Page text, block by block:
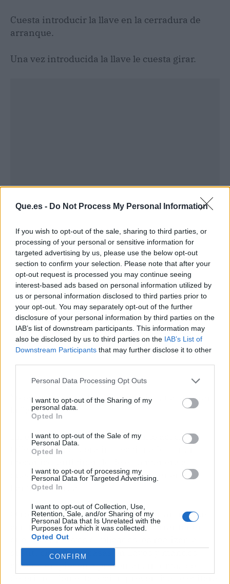
Que.es - Do Not Process My Personal Information
If you wish to opt-out of the sale, sharing to third parties, or
processing of your personal or sensitive information for
targeted advertising by us, please use the below opt-out
section to confirm your selection. Please note that after your
opt-out request is processed you may continue seeing
interest-based ads based on personal information utilized by
us or personal information disclosed to third parties prior to
your opt-out. You may separately opt-out of the further
disclosure of your personal information by third parties on the
IAB’s list of downstream participants. This information may
also be disclosed by us to third parties on the IAB’s List of
Downstream Participants that may further disclose it to other
Personal Data Processing Opt Outs
I want to opt-out of the Sharing of my
personal data.
Opted In
I want to opt-out of the Sale of my
Personal Data.
Opted In
I want to opt-out of processing my
Personal Data for Targeted Advertising.
Opted In
I want to opt-out of Collection, Use,
Retention, Sale, and/or Sharing of my
Personal Data that Is Unrelated with the
Purposes for which it was collected.
Opted Out
CONFIRM
Cuesta introducir la llave en la cerradura de
arranque.
Una vez introducida la llave le cuesta girar.
Publicidad
Se escucha algún tipo de ruido inusual al girar
la llave.
En estos casos, sería conveniente acudir al
taller para que fuera inspeccionado por un
quedarse tirado con el vehículo y tener que
llamar a la grúa.
Otro de los mantenimientos importantes que
con un pequeño coste pueden ahorrar tener
que hacer nuevos duplicados, es realizar la
sustitución de carcasas en llaves y mandos
cuando empiecen a presentar síntomas de